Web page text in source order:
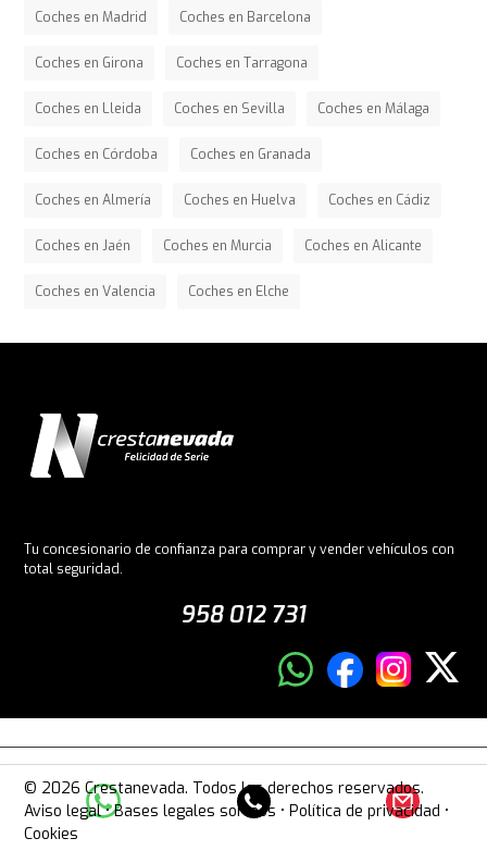
Coches en Madrid Coches en Barcelona
Coches en Girona Coches en Tarragona
Coches en Lleida Coches en Sevilla Coches en Málaga
Coches en Córdoba Coches en Granada
Coches en Almería Coches en Huelva Coches en Cádiz
Coches en Jaén Coches en Murcia Coches en Alicante
Coches en Valencia Coches en Elche
Tu concesionario de confianza para comprar y vender vehículos con
total seguridad.
958 012 731
© 2026 Crestanevada. Todos los derechos reservados.
Aviso legal•Bases legales sorteos •Política de privacidad •
Cookies